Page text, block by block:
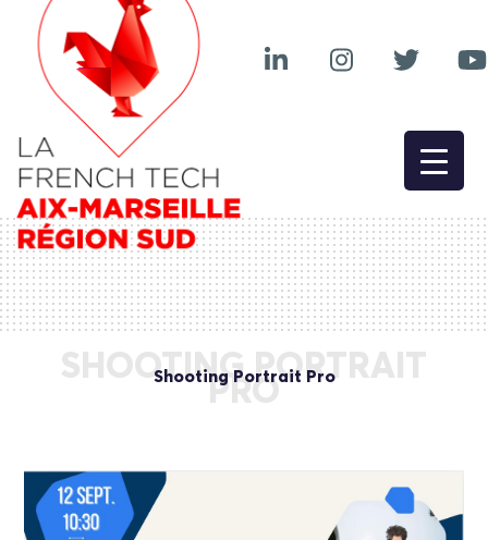
SHOOTING PORTRAIT
PRO
Shooting Portrait Pro